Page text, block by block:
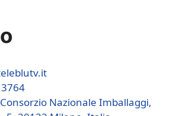
Nazionale Imballaggi,